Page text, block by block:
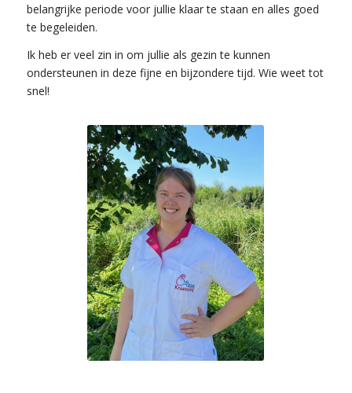
belangrijke periode voor jullie klaar te staan en alles goed
te begeleiden.
Ik heb er veel zin in om jullie als gezin te kunnen
ondersteunen in deze fijne en bijzondere tijd. Wie weet tot
snel!